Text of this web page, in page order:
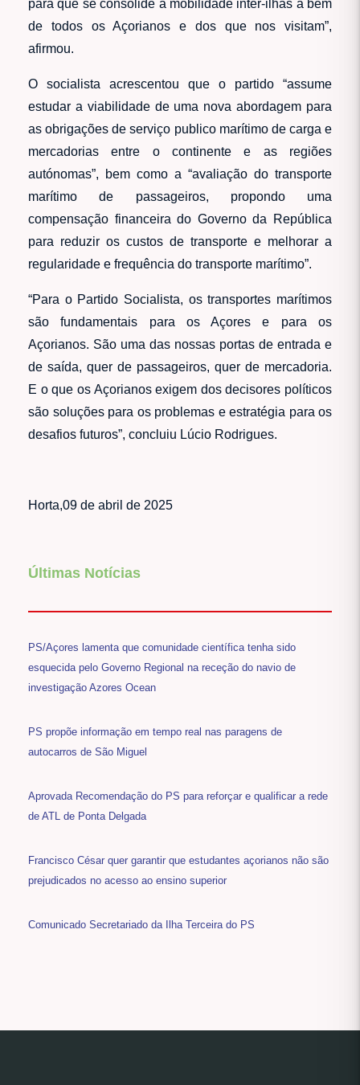
para que se consolide a mobilidade inter-ilhas a bem
de todos os Açorianos e dos que nos visitam”,
afirmou.
O socialista acrescentou que o partido “assume
estudar a viabilidade de uma nova abordagem para
as obrigações de serviço publico marítimo de carga e
mercadorias entre o continente e as regiões
autónomas”, bem como a “avaliação do transporte
marítimo de passageiros, propondo uma
compensação financeira do Governo da República
para reduzir os custos de transporte e melhorar a
regularidade e frequência do transporte marítimo”.
“Para o Partido Socialista, os transportes marítimos
são fundamentais para os Açores e para os
Açorianos. São uma das nossas portas de entrada e
de saída, quer de passageiros, quer de mercadoria.
E o que os Açorianos exigem dos decisores políticos
são soluções para os problemas e estratégia para os
desafios futuros”, concluiu Lúcio Rodrigues.
Horta,09 de abril de 2025
Últimas Notícias
PS/Açores lamenta que comunidade científica tenha sido
esquecida pelo Governo Regional na receção do navio de
investigação Azores Ocean
PS propõe informação em tempo real nas paragens de
autocarros de São Miguel
Aprovada Recomendação do PS para reforçar e qualificar a rede
de ATL de Ponta Delgada
Francisco César quer garantir que estudantes açorianos não são
prejudicados no acesso ao ensino superior
Comunicado Secretariado da Ilha Terceira do PS